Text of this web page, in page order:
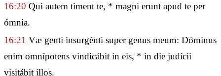
16:20 Qui autem timent te, * magni erunt apud te per
ómnia.
16:21 Væ genti insurgénti super genus meum: Dóminus
enim omnípotens vindicábit in eis, * in die judícii
visitábit illos.